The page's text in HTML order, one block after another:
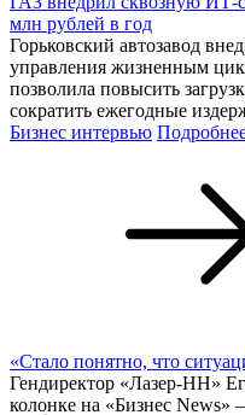
«Русполимет» принимает
обучение в ведущих вузах
Металлургическая
наставничество и